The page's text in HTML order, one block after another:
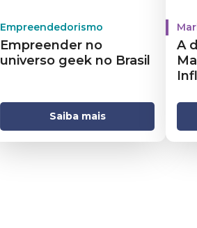
Empreendedorismo
Empreender no
universo geek no Brasil
Saiba mais
A